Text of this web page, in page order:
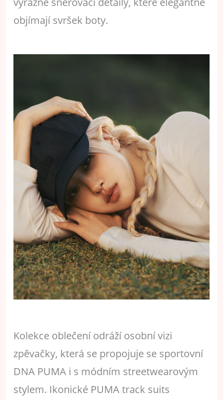
objímají svršek boty.
Kolekce oblečení odráží osobní vizi
zpěvačky, která se propojuje se sportovní
DNA PUMA i s módním streetwearovým
stylem. Ikonické PUMA track suits